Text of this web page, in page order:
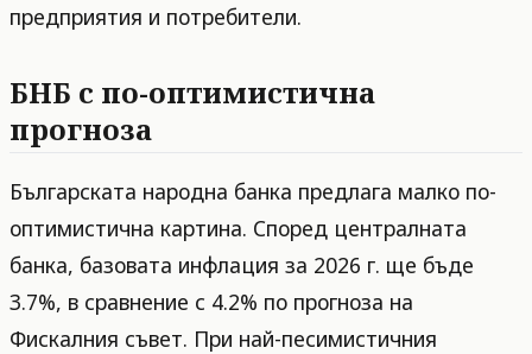
предприятия и потребители.
БНБ с по-оптимистична
прогноза
Българската народна банка предлага малко по-
оптимистична картина. Според централната
банка, базовата инфлация за 2026 г. ще бъде
3.7%, в сравнение с 4.2% по прогноза на
Фискалния съвет. При най-песимистичния